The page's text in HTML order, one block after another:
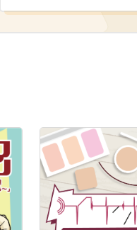
トレジャークエスト